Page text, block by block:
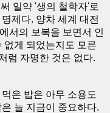
일약 '생의 철학자'로
제다. 양차 세계 대전
서의 보복을 보면서 인
없게 되었는지도 모른
럼 자명한 것은 없다.
은 밥은 아무 소용도
늘 지금이 중요하다.